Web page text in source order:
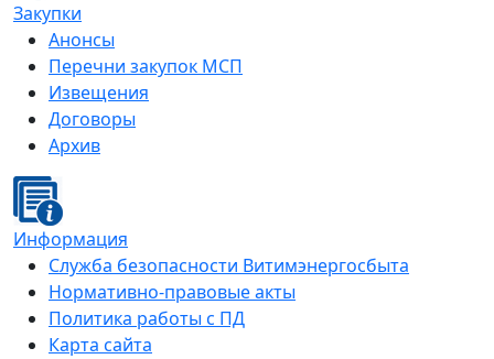
Закупки
Анонсы
Перечни закупок МСП
Извещения
Договоры
Архив
Информация
Служба безопасности Витимэнергосбыта
Нормативно-правовые акты
Политика работы с ПД
Карта сайта